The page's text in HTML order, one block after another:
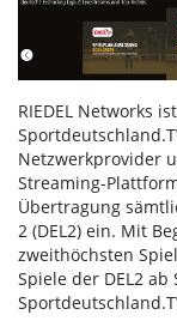
RIEDEL Networks
Netzwerkprovider
Streaming-
Übertragung
2 (DEL2) ein. Mit
zweithöchsten
Spiele der DEL2